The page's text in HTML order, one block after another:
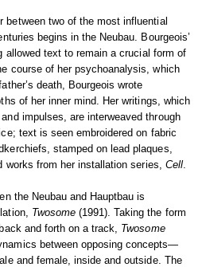
between two of the most influential
begins in the Neubau. Bourgeois’
allowed text to remain a crucial form of
course of her psychoanalysis, which
death, Bourgeois wrote
of her inner mind. Her writings, which
impulses, are interweaved through
text is seen embroidered on fabric
stamped on lead plaques,
works from her installation series, Cell.
the Neubau and Hauptbau is
Twosome (1991). Taking the form
and forth on a track, Twosome
between opposing concepts—
and female, inside and outside. The